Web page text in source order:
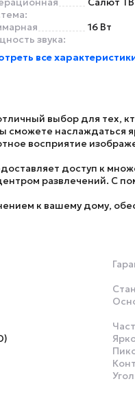
звука:
16 Вт
все
выбор для тех,
сможете
восприятие
доступ к
развлечений. С
к вашему дому,